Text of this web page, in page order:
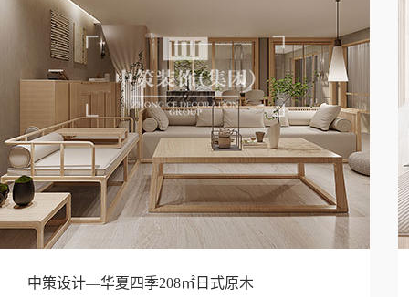
中策设计—华夏四季208㎡日式原木